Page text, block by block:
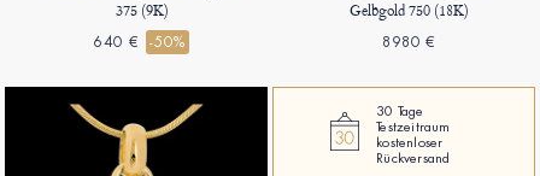
375 (9K)
640 € -50%
Gelbgold 750 (18K)
8980 €
30 Tage
Testzeitraum
kostenloser
Rückversand